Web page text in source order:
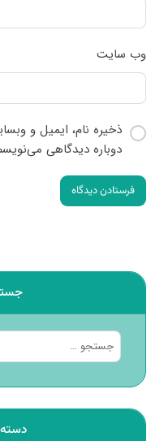
وب‌ سایت
ذخیره نام، ایمیل و
دوباره دیدگاهی
فرستادن دیدگاه